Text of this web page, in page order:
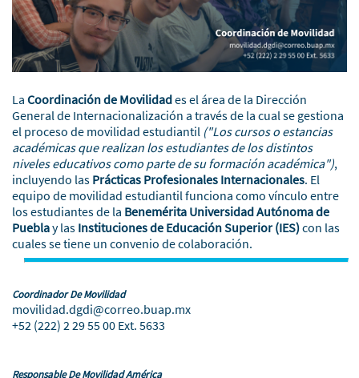
La Coordinación de Movilidades el área de la Dirección
General de Internacionalización a través de la cual se gestiona
el proceso de movilidad estudiantil ("Los cursos o estancias
académicas que realizan los estudiantes de los distintos
niveles educativos como parte de su formación académica"),
incluyendo las Prácticas Profesionales Internacionales. El
equipo de movilidad estudiantil funciona como vínculo entre
los estudiantes de la Benemérita Universidad Autónoma de
Pueblay las Instituciones de Educación Superior (IES)con las
cuales se tiene un convenio de colaboración.
Coordinador De Movilidad
movilidad.dgdi@correo.buap.mx
+52 (222) 2 29 55 00 Ext. 5633
Responsable De Movilidad América